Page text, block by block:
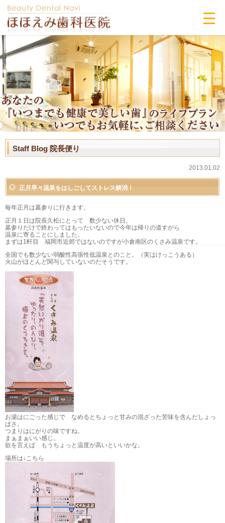
Staff Blog 院長便り
2013.01.02
正月早々温泉をはしごしてストレス解消！
毎年正月は墓参りに行きます。
正月１日は院長久松にとって 数少ない休日。
墓参りだけで終わってはもったいないので今年は帰りの道すがら
温泉に寄ることにしました。
まずは1軒目 福岡市近郊ではないのですが小倉南区のくさみ温泉です。
全国でも数少ない弱酸性高張性低温泉とのこと。（実はけっこうある）
火山がほとんど関与していないのだそうです。
お湯はにごった感じで なめるとちょっと甘みの混ざった苦味を含んだしょっ
ぱさ。
つまりはにがりの味ですね。
まぁまぁいい感じ。
欲を言えば もうちょっと温度が高いといいかな。
場所は↓こちら